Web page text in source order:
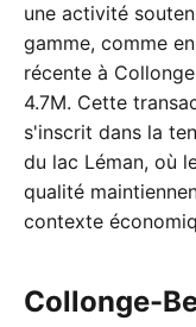
une activité
gamme, comme
récente à
4.7M. Cette
s'inscrit dans la
du lac Léman, où
qualité
contexte
Collonge-